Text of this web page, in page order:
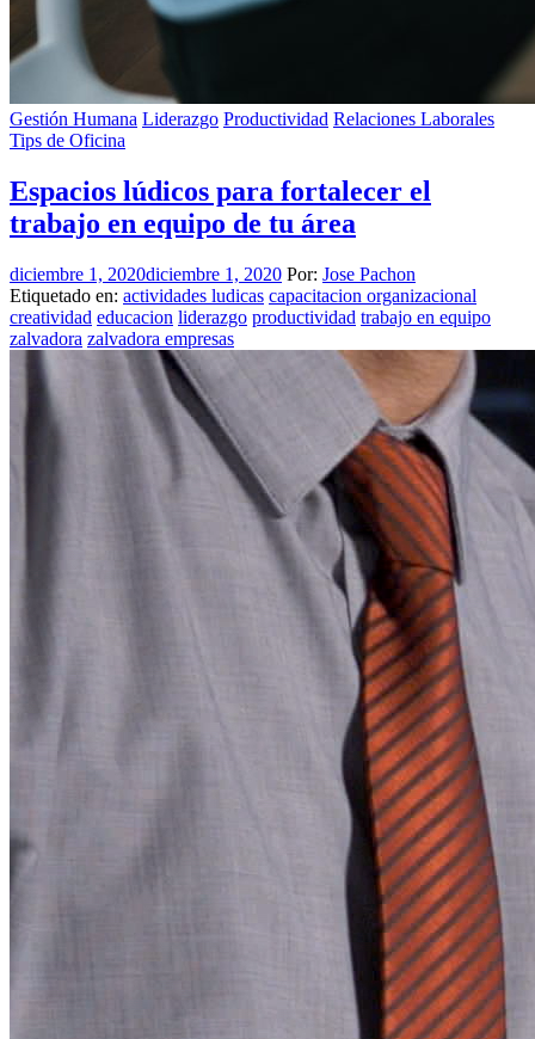
Gestión Humana Liderazgo Productividad Relaciones Laborales
Tips de Oficina
Espacios lúdicos para fortalecer el
trabajo en equipo de tu área
diciembre 1, 2020diciembre 1, 2020 Por: Jose Pachon
Etiquetado en: actividades ludicas capacitacion organizacional
creatividad educacion liderazgo productividad trabajo en equipo
zalvadora zalvadora empresas